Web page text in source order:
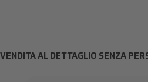
VENDITA AL DETTAGLIO SENZA